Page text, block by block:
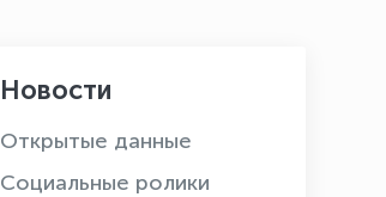
Новости
Открытые данные
Социальные ролики